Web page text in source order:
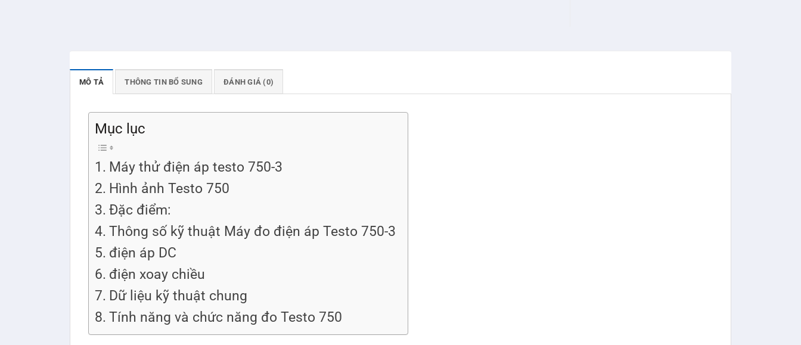
MÔ TẢ THÔNG TIN BỔ SUNG ĐÁNH GIÁ (0)
Mục lục
Máy thử điện áp testo 750-3
Hình ảnh Testo 750
Đặc điểm:
Thông số kỹ thuật Máy đo điện áp Testo 750-3
điện áp DC
điện xoay chiều
Dữ liệu kỹ thuật chung
Tính năng và chức năng đo Testo 750